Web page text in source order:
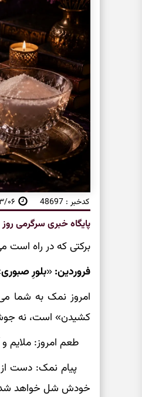
کدخبر : 48697 ۱۴۰۵/
پایگاه خبری سرگرمی روز
برکتی که در راه است
فروردین: «بلورِ
امروز نمک به شما
کشیدن» است، نه
طعم امروز: ملایم و
پیام نمک: دست از
خودش شل خواهد شد.